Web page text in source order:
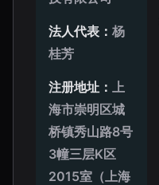
法人代表： 杨
桂芳
注册地址： 上
海市崇明区城
桥镇秀山路8号
3幢三层K区
2015室（上海